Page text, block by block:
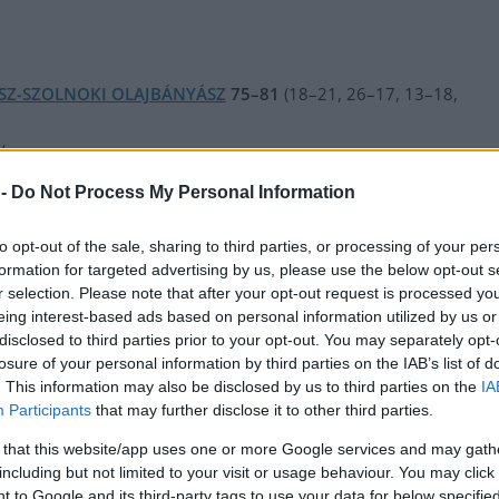
Do Not Process My Personal Information
opt-out of the sale, sharing to third parties, or processing of your
for targeted advertising by us, please use the below opt-out
selection. Please note that after your opt-out request is processed
interest-based ads based on personal information utilized by us
to third parties prior to your opt-out. You may separately
of your personal information by third parties on the IAB’s list of
This information may also be disclosed by us to third parties on the
Participants that may further disclose it to other third parties.
that this website/app uses one or more Google services and may
but not limited to your visit or usage behaviour. You may
to Google and its third-party tags to use your data for below
SZOLNOKI OLAJBÁNYÁSZ 75–81 (18–21, 26–17, 13–18,
15,Peterson7,Whelan12/3,Keller
3,BARNES11/3,SKEENS10. Csere:PALLAI13/3,Wójcik8, H
p.:24–21. 14. p.: 33–21. 17. p.: 35–25. 20. p.: 44–38.
22.
37. p.:69–71. 39. p.:73–77
2–2
is. (Fotók: Györfi Mihály – Facebook)